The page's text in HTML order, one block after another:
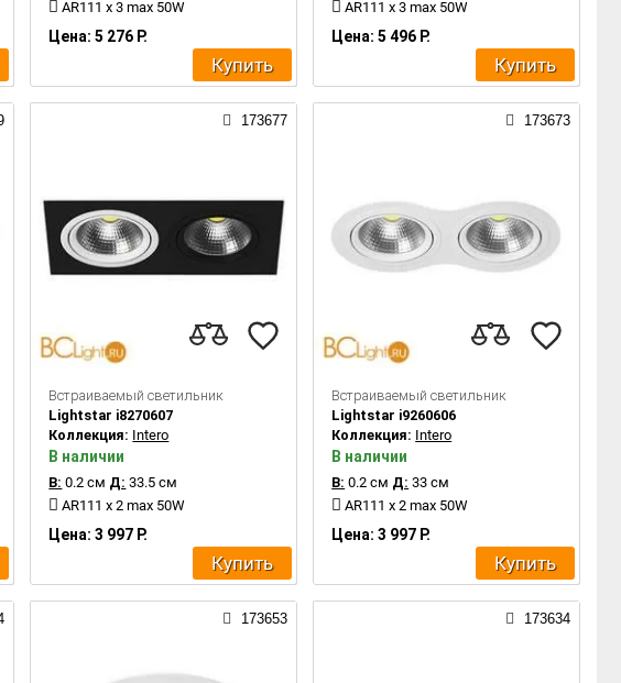
AR111 x 3 max 50W
Цена: 5 276 Р.
Купить
AR111 x 3 max 50W
Цена: 5 496 Р.
Купить
173677
Встраиваемый светильник
Lightstar i8270607
Коллекция: Intero
В наличии
В: 0.2 см Д: 33.5 см
AR111 x 2 max 50W
Цена: 3 997 Р.
Купить
173673
Встраиваемый светильник
Lightstar i9260606
Коллекция: Intero
В наличии
В: 0.2 см Д: 33 см
AR111 x 2 max 50W
Цена: 3 997 Р.
Купить
173653 173634